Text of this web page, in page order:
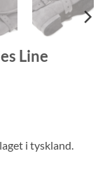
Line
i tyskland.